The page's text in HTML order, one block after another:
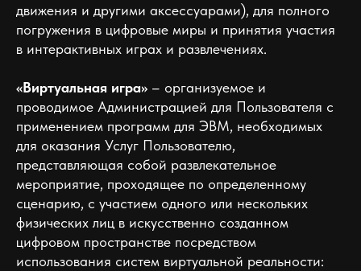
движения и другими аксессуарами), для полного
погружения в цифровые миры и принятия участия
в интерактивных играх и развлечениях.
«Виртуальная игра» – организуемое и
проводимое Администрацией для Пользователя с
применением программ для ЭВМ, необходимых
для оказания Услуг Пользователю,
представляющая собой развлекательное
мероприятие, проходящее по определенному
сценарию, с участием одного или нескольких
физических лиц в искусственно созданном
цифровом пространстве посредством
использования систем виртуальной реальности: